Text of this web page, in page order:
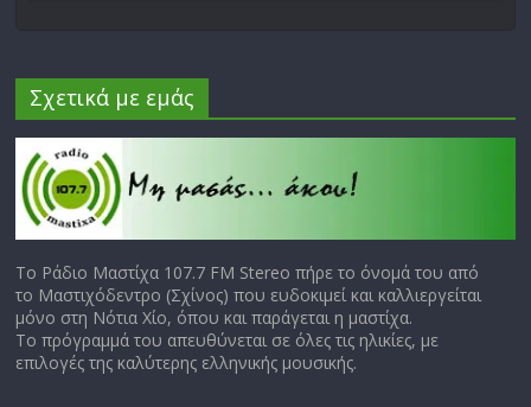
Σχετικά με εμάς
Το Ράδιο Μαστίχα 107.7 FM Stereo πήρε το όνομά του από
το Μαστιχόδεντρο (Σχίνος) που ευδοκιμεί και καλλιεργείται
μόνο στη Νότια Χίο, όπου και παράγεται η μαστίχα.
Το πρόγραμμά του απευθύνεται σε όλες τις ηλικίες, με
επιλογές της καλύτερης ελληνικής μουσικής.